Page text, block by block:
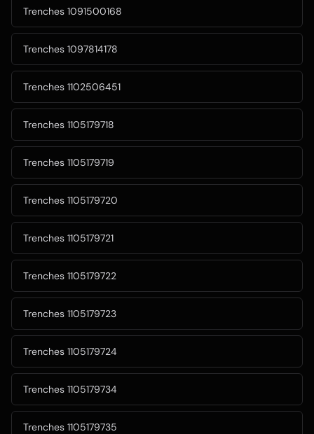
Trenches 1091500168
Trenches 1097814178
Trenches 1102506451
Trenches 1105179718
Trenches 1105179719
Trenches 1105179720
Trenches 1105179721
Trenches 1105179722
Trenches 1105179723
Trenches 1105179724
Trenches 1105179734
Trenches 1105179735